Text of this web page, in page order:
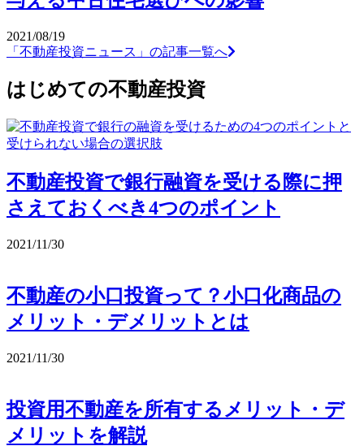
2021/08/19
「不動産投資ニュース」の記事一覧へ
はじめての不動産投資
不動産投資で銀行融資を受ける際に押
さえておくべき4つのポイント
2021/11/30
不動産の小口投資って？小口化商品の
メリット・デメリットとは
2021/11/30
投資用不動産を所有するメリット・デ
メリットを解説